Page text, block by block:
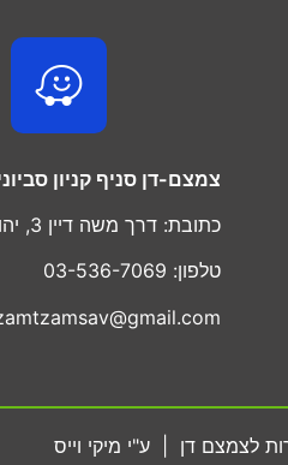
צמצם-דן סניף קניון
כתובת: דרך משה דיין 3, יהוד.
טלפון: 03-536-7069
לצמצם דן | ע"י מיקי וייס